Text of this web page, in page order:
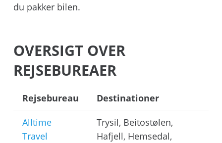
du pakker bilen.
OVERSIGT OVER
REJSEBUREAER
Rejsebureau Destinationer
Alltime
Travel
Trysil, Beitostølen,
Hafjell, Hemsedal,